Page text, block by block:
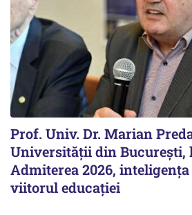
Prof. Univ. Dr. Marian
Universității din București,
Admiterea 2026,
viitorul educației